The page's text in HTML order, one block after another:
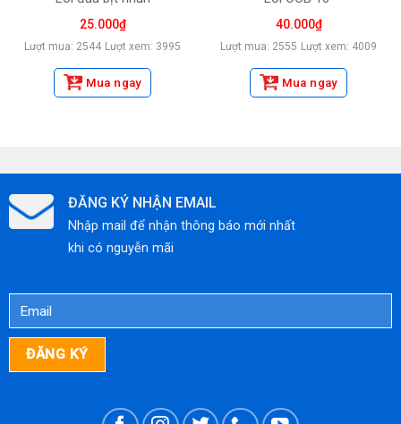
25.000₫
Lượt mua: 2544 Lượt xem: 3995
Mua ngay
40.000₫
Lượt mua: 2555 Lượt xem: 4009
Mua ngay
ĐĂNG KÝ NHẬN EMAIL
Nhập mail để nhận thông báo mới nhất
khi có nguyễn mãi